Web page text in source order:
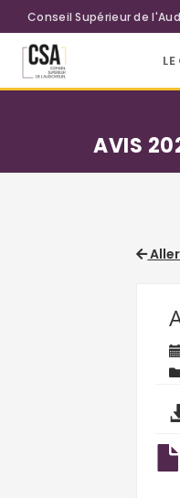
Aller au contenu principal
Conseil Supérieur de
AVIS